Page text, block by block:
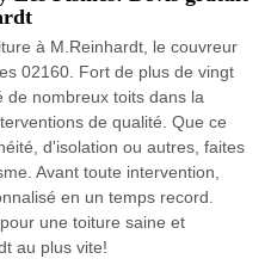
à M.Reinhardt, le couvreur
02160. Fort de plus de vingt
de nombreux toits dans la
de qualité. Que ce
d'isolation ou autres, faites
Avant toute intervention,
en un temps record.
une toiture saine et
au plus vite!